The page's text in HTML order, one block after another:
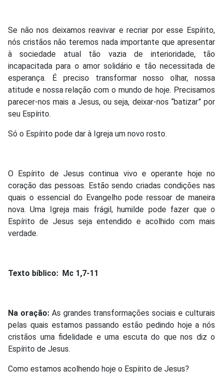
Se não nos deixamos reavivar e recriar por esse Espírito,
nós cristãos não teremos nada importante que apresentar
à sociedade atual tão vazia de interioridade, tão
incapacitada para o amor solidário e tão necessitada de
esperança. É preciso transformar nosso olhar, nossa
atitude e nossa relação com o mundo de hoje. Precisamos
parecer-nos mais a Jesus, ou seja, deixar-nos “batizar” por
seu Espírito.
Só o Espírito pode dar à Igreja um novo rosto.
O Espírito de Jesus continua vivo e operante hoje no
coração das pessoas. Estão sendo criadas condições nas
quais o essencial do Evangelho pode ressoar de maneira
nova. Uma Igreja mais frágil, humilde pode fazer que o
Espírito de Jesus seja entendido e acolhido com mais
verdade.
Texto bíblico: Mc 1,7-11
Na oração:As grandes transformações sociais e culturais
pelas quais estamos passando estão pedindo hoje a nós
cristãos uma fidelidade e uma escuta do que nos diz o
Espírito de Jesus.
Como estamos acolhendo hoje o Espírito de Jesus?